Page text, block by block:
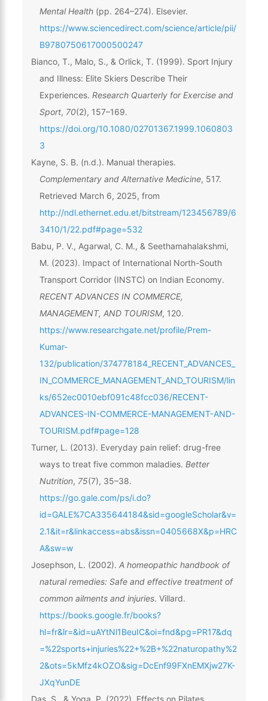
Mental Health(pp. 264–274). Elsevier.
https://www.sciencedirect.com/science/article/pii/
B9780750617000500247
Bianco, T., Malo, S., & Orlick, T. (1999). Sport Injury
and Illness: Elite Skiers Describe Their
Experiences. Research Quarterly for Exercise and
Sport, 70(2), 157–169.
https://doi.org/10.1080/02701367.1999.1060803
3
Kayne, S. B. (n.d.). Manual therapies.
Complementary and Alternative Medicine, 517.
Retrieved March 6, 2025, from
http://ndl.ethernet.edu.et/bitstream/123456789/6
3410/1/22.pdf#page=532
Babu, P. V., Agarwal, C. M., & Seethamahalakshmi,
M. (2023). Impact of International North-South
Transport Corridor (INSTC) on Indian Economy.
RECENT ADVANCES IN COMMERCE,
MANAGEMENT, AND TOURISM, 120.
https://www.researchgate.net/profile/Prem-
Kumar-
132/publication/374778184_RECENT_ADVANCES_
IN_COMMERCE_MANAGEMENT_AND_TOURISM/lin
ks/652ec0010ebf091c48fcc036/RECENT-
ADVANCES-IN-COMMERCE-MANAGEMENT-AND-
TOURISM.pdf#page=128
Turner, L. (2013). Everyday pain relief: drug-free
ways to treat five common maladies. Better
Nutrition, 75(7), 35–38.
https://go.gale.com/ps/i.do?
id=GALE%7CA335644184&sid=googleScholar&v=
2.1&it=r&linkaccess=abs&issn=0405668X&p=HRC
A&sw=w
Josephson, L. (2002). A homeopathic handbook of
natural remedies: Safe and effective treatment of
common ailments and injuries. Villard.
https://books.google.fr/books?
hl=fr&lr=&id=uAYtNl1BeuIC&oi=fnd&pg=PR17&dq
=%22sports+injuries%22+%2B+%22naturopathy%2
2&ots=5kMfz4kOZO&sig=DcEnf99FXnEMXjw27K-
JXqYunDE
Das, S., & Yoga, P. (2022). Effects on Pilates